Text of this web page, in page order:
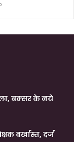
बक्सर के नये
बर्खास्त, दर्ज